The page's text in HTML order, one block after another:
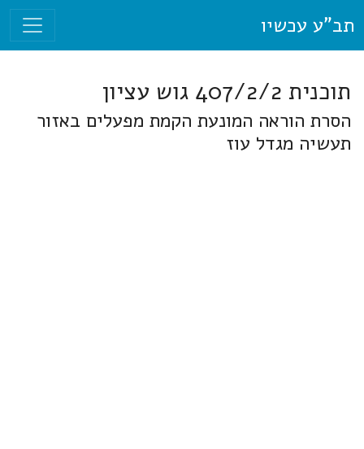
תב"ע עכשיו
תוכנית 407/2/2 גוש עציון
הסרת הוראה המונעת הקמת מפעלים באזור
תעשיה מגדל עוז